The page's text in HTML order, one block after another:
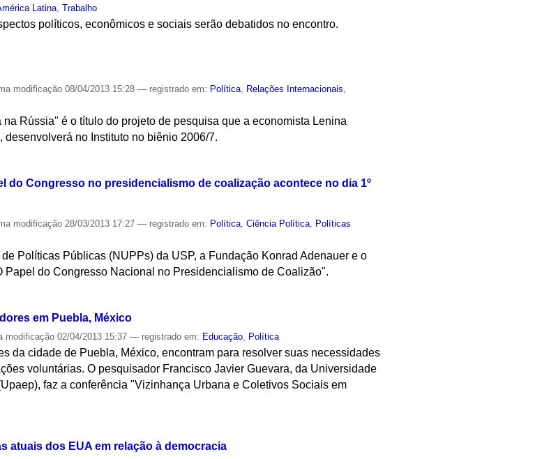
Latina,Trabalho
políticos, econômicos e sociais serão debatidos no encontro.
modificação 08/04/2013 15:28— registrado em: Política, Relações Internacionais,
Rússia" é o título do projeto de pesquisa que a economista Lenina
no Instituto no biênio 2006/7.
do Congresso no presidencialismo de coalização acontece no dia 1º
modificação 28/03/2013 17:27— registrado em: Política ,Ciência Política
Políticas
Políticas Públicas (NUPPs) da USP, a Fundação Konrad Adenauer e o
Papel do Congresso Nacional no Presidencialismo de Coalizão".
em Puebla, México
modificação 02/04/2013 15:37— registrado em: Educação Política
da cidade de Puebla, México, encontram para resolver suas necessidades
voluntárias. O pesquisador Francisco Javier Guevara, da Universidade
faz a conferência "Vizinhança Urbana e Coletivos Sociais em
atuais dos EUA em relação à democracia